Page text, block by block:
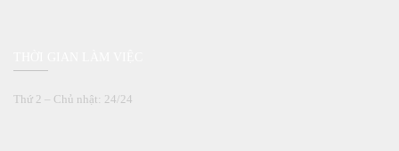
Thứ 2 – Chủ nhật: 24/24